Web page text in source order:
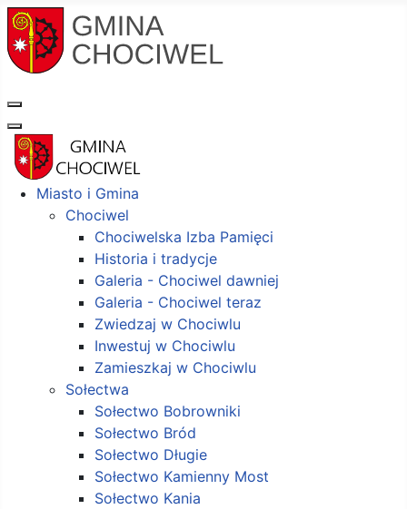
Miasto i Gmina
Chociwel
Chociwelska Izba Pamięci
Historia i tradycje
Galeria - Chociwel dawniej
Galeria - Chociwel teraz
Zwiedzaj w Chociwlu
Inwestuj w Chociwlu
Zamieszkaj w Chociwlu
Sołectwa
Sołectwo Bobrowniki
Sołectwo Bród
Sołectwo Długie
Sołectwo Kamienny Most
Sołectwo Kania